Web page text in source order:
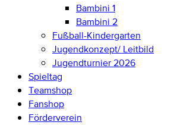
Bambini 1
Bambini 2
Fußball-Kindergarten
Jugendkonzept/ Leitbild
Jugendturnier 2026
Spieltag
Teamshop
Fanshop
Förderverein